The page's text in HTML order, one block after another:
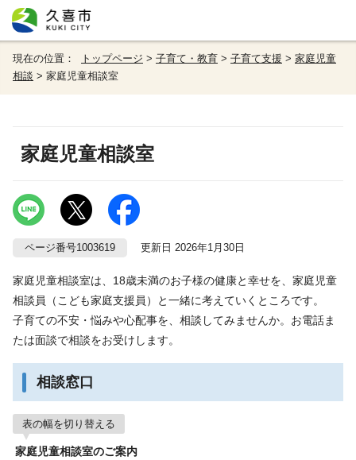
現在の位置： トップページ > 子育て・教育 > 子育て支援 > 家庭児童
相談 > 家庭児童相談室
家庭児童相談室
ページ番号1003619 更新日 2026年1月30日
家庭児童相談室は、18歳未満のお子様の健康と幸せを、家庭児童
相談員（こども家庭支援員）と一緒に考えていくところです。
子育ての不安・悩みや心配事を、相談してみませんか。お電話ま
たは面談で相談をお受けします。
相談窓口
表の幅を切り替える
家庭児童相談室のご案内